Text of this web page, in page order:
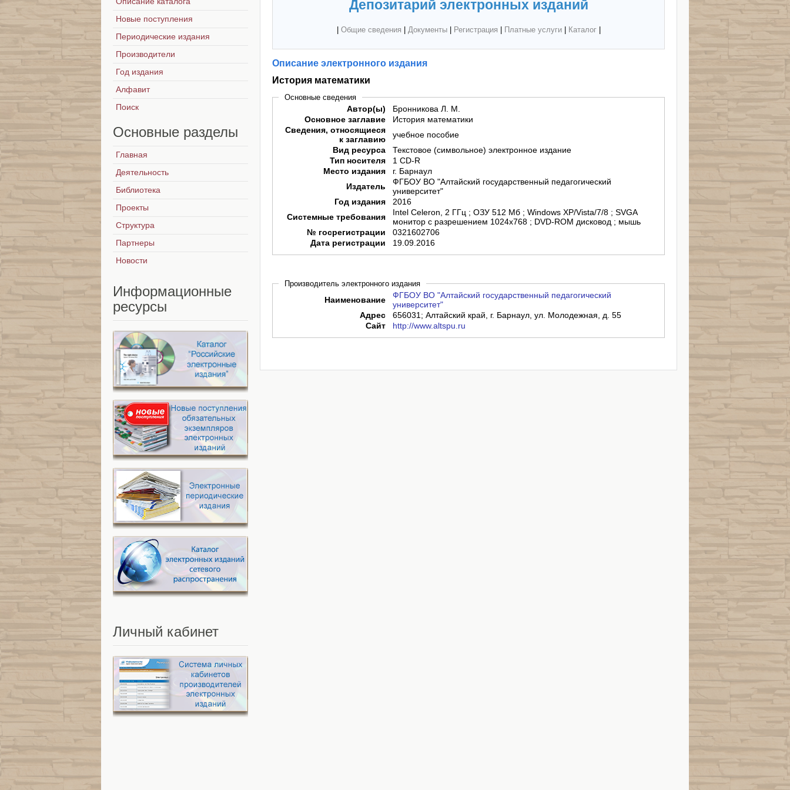
Депозитарий электронных изданий
Общие сведения Документы| Регистрация Платные услуги| Каталог|
Описание электронного издания
История математики
Основные сведения
Автор(ы)
Бронникова Л. М.
Основное заглавие
История математики
Сведения, относящиеся
к заглавию
учебное пособие
Вид ресурса
Текстовое (символьное) электронное издание
Тип носителя
1 CD-R
Место издания
г. Барнаул
Издатель
ФГБОУ ВО "Алтайский государственный педагогический
университет"
Год издания
2016
Системные требования
Intel Celeron, 2 ГГц ; ОЗУ 512 Мб ; Windows XP/Vistа/7/8 ; SVGA
монитор с разрешением 1024х768 ; DVD-ROM дисковод ; мышь
№ госрегистрации
0321602706
Дата регистрации
19.09.2016
Производитель электронного издания
Наименование
ФГБОУ ВО "Алтайский государственный педагогический
университет"
Адрес
656031; Алтайский край, г. Барнаул, ул. Молодежная, д. 55
Сайт
http://www.altspu.ru
Новые поступления
Периодические издания
Производители
Год издания
Алфавит
Поиск
Основные разделы
Главная
Деятельность
Библиотека
Проекты
Структура
Партнеры
Новости
Информационные
ресурсы
Личный кабинет